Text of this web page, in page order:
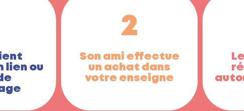
lien ou
2
Son ami effectue
un achat dans
votre enseigne